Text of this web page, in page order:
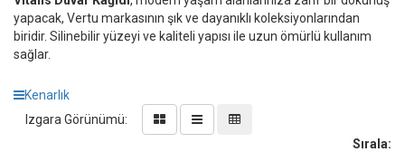
yapacak, Vertu markasının şık ve dayanıklı koleksiyonlarından
biridir. Silinebilir yüzeyi ve kaliteli yapısı ile uzun ömürlü kullanım
sağlar.
Kenarlık
Izgara Görünümü:
Sırala: